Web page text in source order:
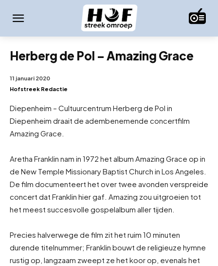
Herberg de Pol – Amazing Grace
11 januari 2020
Hofstreek Redactie
Diepenheim – Cultuurcentrum Herberg de Pol in
Diepenheim draait de adembenemende concertfilm
Amazing Grace.
Aretha Franklin nam in 1972 het album Amazing Grace op in
de New Temple Missionary Baptist Church in Los Angeles.
De film documenteert het over twee avonden verspreide
concert dat Franklin hier gaf. Amazing zou uitgroeien tot
het meest succesvolle gospelalbum aller tijden.
Precies halverwege de film zit het ruim 10 minuten
durende titelnummer; Franklin bouwt de religieuze hymne
rustig op, langzaam zweept ze het koor op, evenals het